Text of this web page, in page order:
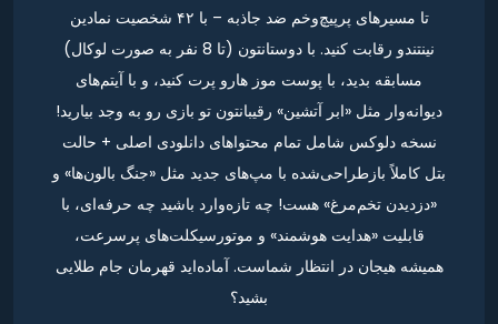
تا مسیرهای پرپیچ‌وخم ضد جاذبه – با ۴۲ شخصیت نمادین
نینتندو رقابت کنید. با دوستانتون (تا 8 نفر به صورت لوکال)
مسابقه بدید، با پوست موز هارو پرت کنید، و با آیتم‌های
دیوانه‌وار مثل «ابر آتشین» رقیبانتون تو بازی رو به وجد بیارید!
نسخه دلوکس شامل تمام محتواهای دانلودی اصلی + حالت
بتل کاملاً بازطراحی‌شده با مپ‌های جدید مثل «جنگ بالون‌ها» و
«دزدیدن تخم‌مرغ» هست! چه تازه‌وارد باشید چه حرفه‌ای، با
قابلیت «هدایت هوشمند» و موتورسیکلت‌های پرسرعت،
همیشه هیجان در انتظار شماست. آماده‌اید قهرمان جام طلایی
بشید؟